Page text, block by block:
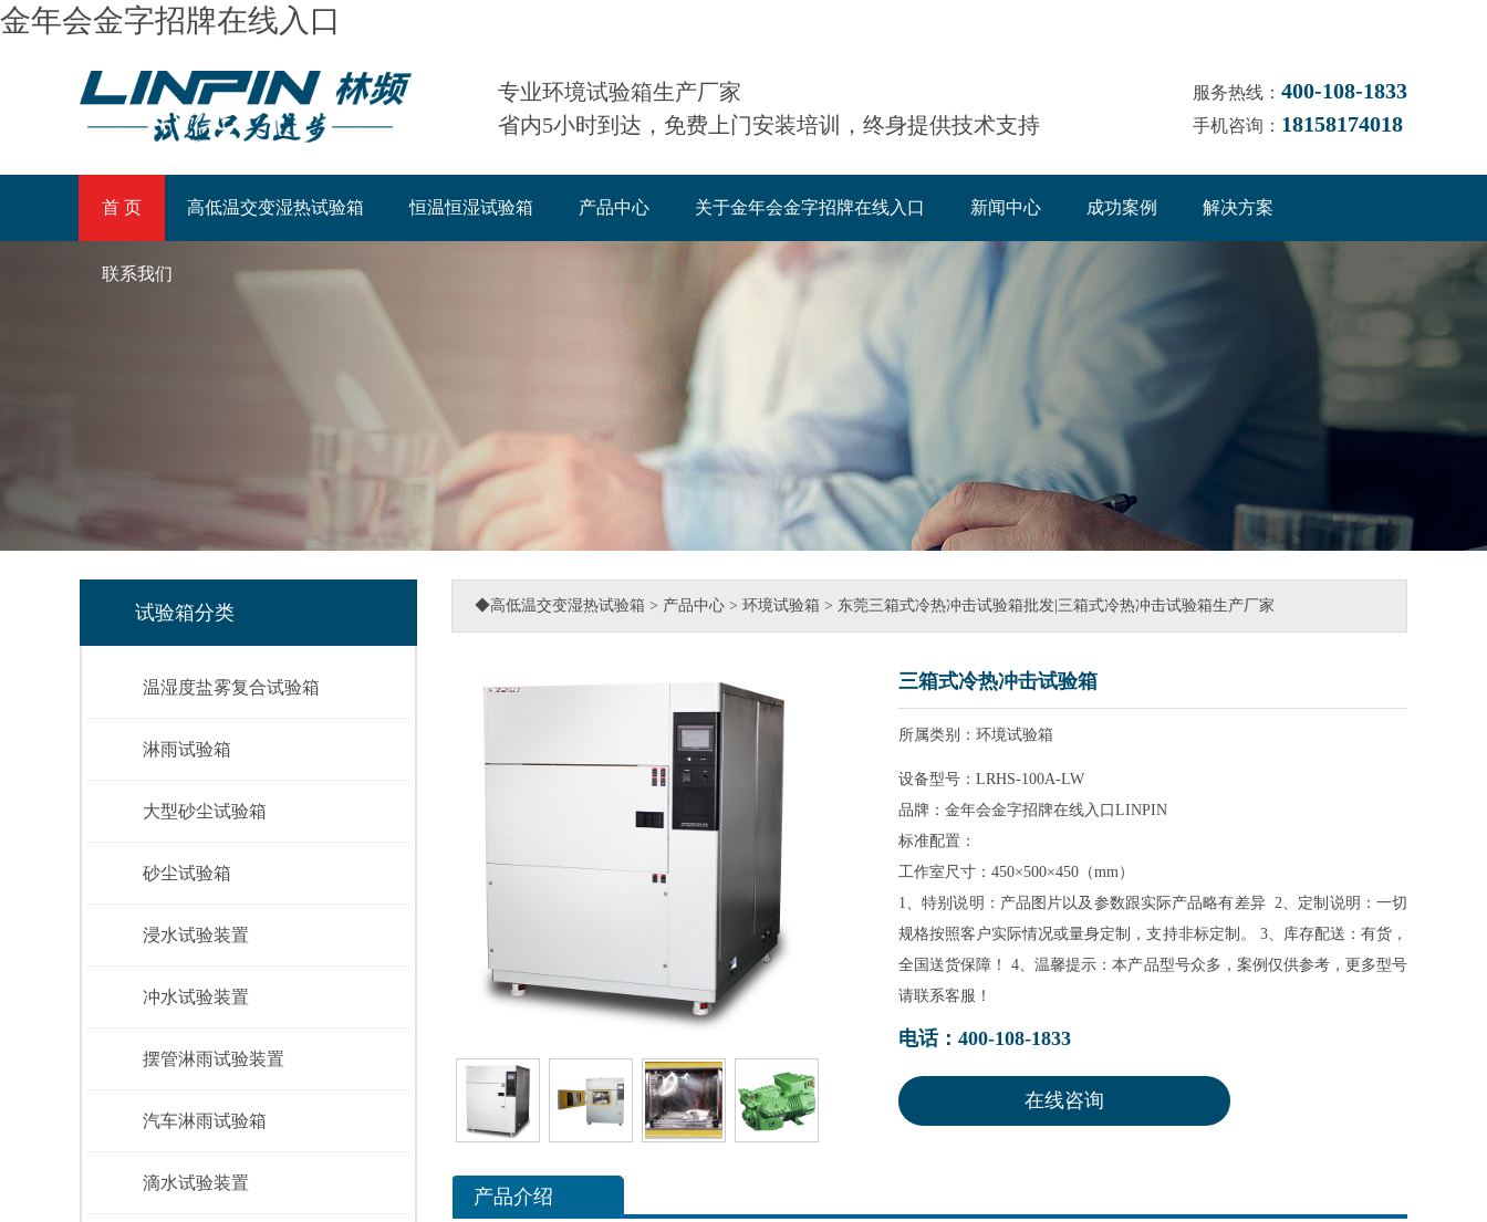
金年会金字招牌在线入口
专业环境试验箱生产厂家
省内5小时到达，免费上门安装培训，终身提供技术支持
服务热线： 400-108-1833
手机咨询： 18158174018
首 页 高低温交变湿热试验箱 恒温恒湿试验箱 产品中心 关于金年会金字招牌在线入口 新闻中心 成功案例 解决方案
联系我们
试验箱分类
温湿度盐雾复合试验箱
淋雨试验箱
大型砂尘试验箱
砂尘试验箱
浸水试验装置
冲水试验装置
摆管淋雨试验装置
汽车淋雨试验箱
滴水试验装置
◆高低温交变湿热试验箱 > 产品中心 > 环境试验箱 > 东莞三箱式冷热冲击试验箱批发|三箱式冷热冲击试验箱生产厂家
三箱式冷热冲击试验箱
所属类别：环境试验箱
设备型号：LRHS-100A-LW
品牌：金年会金字招牌在线入口LINPIN
标准配置：
工作室尺寸：450×500×450（mm）
1、特别说明：产品图片以及参数跟实际产品略有差异  2、定制说明：一切
规格按照客户实际情况或量身定制，支持非标定制。 3、库存配送：有货，
全国送货保障！ 4、温馨提示：本产品型号众多，案例仅供参考，更多型号
请联系客服！
电话：400-108-1833
在线咨询
产品介绍